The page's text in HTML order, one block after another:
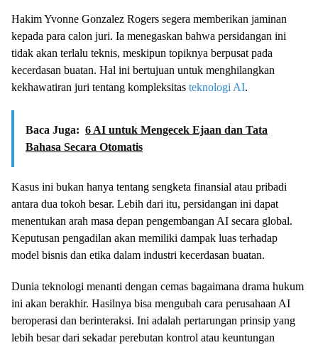
Hakim Yvonne Gonzalez Rogers segera memberikan jaminan
kepada para calon juri. Ia menegaskan bahwa persidangan ini
tidak akan terlalu teknis, meskipun topiknya berpusat pada
kecerdasan buatan. Hal ini bertujuan untuk menghilangkan
kekhawatiran juri tentang kompleksitas teknologi AI.
Baca Juga: 6 AI untuk Mengecek Ejaan dan Tata
Bahasa Secara Otomatis
Kasus ini bukan hanya tentang sengketa finansial atau pribadi
antara dua tokoh besar. Lebih dari itu, persidangan ini dapat
menentukan arah masa depan pengembangan AI secara global.
Keputusan pengadilan akan memiliki dampak luas terhadap
model bisnis dan etika dalam industri kecerdasan buatan.
Dunia teknologi menanti dengan cemas bagaimana drama hukum
ini akan berakhir. Hasilnya bisa mengubah cara perusahaan AI
beroperasi dan berinteraksi. Ini adalah pertarungan prinsip yang
lebih besar dari sekadar perebutan kontrol atau keuntungan